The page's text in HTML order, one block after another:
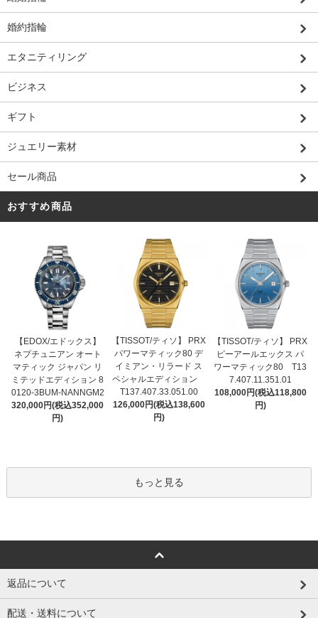
婚約指輪
エタニティリング
ビジネス
ギフト
ジュエリー素材
セール商品
おすすめ商品
【EDOX/エドックス】
ネプチュニアン オート
マティック ジャパン リ
ミテッドエディション 8
0120-3BUM-NANNGM2
320,000円(税込352,000
円)
【TISSOT/ティソ】 PRX
パワーマティック80 デ
イミアン・リラード ス
ペシャルエディション
T137.407.33.051.00
126,000円(税込138,600
円)
【TISSOT/ティソ】 PRX
ピーアールエックス パ
ワーマティック80 T13
7.407.11.351.01
108,000円(税込118,800
円)
もっと見る
返品について
配送・送料について